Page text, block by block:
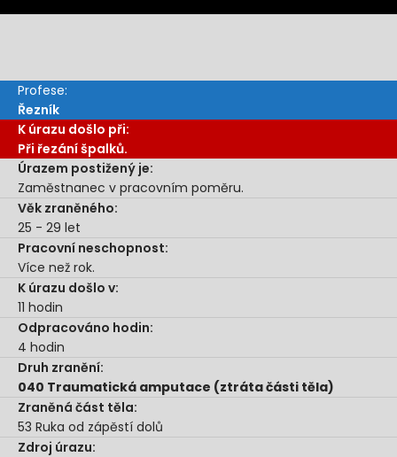
Profese:
Řezník
K úrazu došlo při:
Při řezání špalků.
Úrazem postižený je:
Zaměstnanec v pracovním poměru.
Věk zraněného:
25 - 29 let
Pracovní neschopnost:
Více než rok.
K úrazu došlo v:
11 hodin
Odpracováno hodin:
4 hodin
Druh zranění:
040 Traumatická amputace (ztráta části těla)
Zraněná část těla:
53 Ruka od zápěstí dolů
Zdroj úrazu: